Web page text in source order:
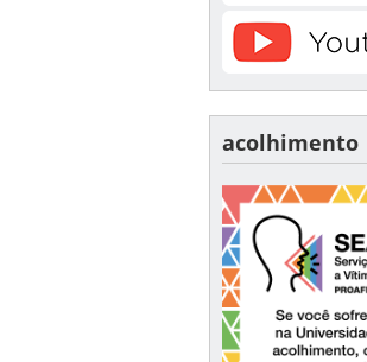
acolhimento